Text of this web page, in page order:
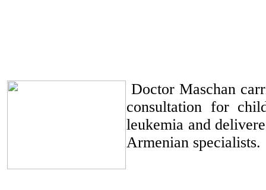
Doctor Maschan
consultation for
leukemia and
Armenian specialists.